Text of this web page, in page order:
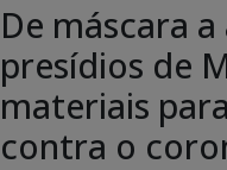
De máscara a
presídios de
materiais
contra o